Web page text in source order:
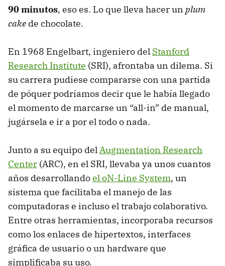
90 minutos, eso es. Lo que lleva hacer un plum
cake de chocolate.
En 1968 Engelbart, ingeniero del Stanford
Research Institute (SRI), afrontaba un dilema. Si
su carrera pudiese compararse con una partida
de póquer podríamos decir que le había llegado
el momento de marcarse un “all-in” de manual,
jugársela e ir a por el todo o nada.
Junto a su equipo delAugmentation Research
Center (ARC), en el SRI, llevaba ya unos cuantos
años desarrollandoel oN-Line System, un
sistema que facilitaba el manejo de las
computadoras e incluso el trabajo colaborativo.
Entre otras herramientas, incorporaba recursos
como los enlaces de hipertextos, interfaces
gráfica de usuario o un hardware que
simplificaba su uso.